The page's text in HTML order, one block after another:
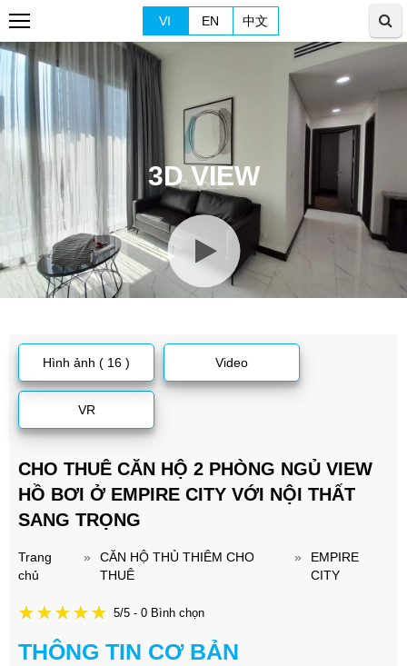
VI EN 中文
3D VIEW
Hình ảnh ( 16 ) Video
VR
CHO THUÊ CĂN HỘ 2 PHÒNG NGỦ VIEW
HỒ BƠI Ở EMPIRE CITY VỚI NỘI THẤT
SANG TRỌNG
Trang
chủ
»
CĂN HỘ THỦ THIÊM CHO
THUÊ
»
EMPIRE
CITY
5/5 - 0 Bình chọn
THÔNG TIN CƠ BẢN